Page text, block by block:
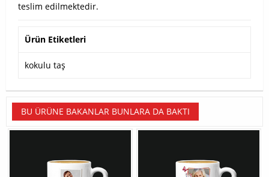
teslim edilmektedir.
Ürün Etiketleri
kokulu taş
BU ÜRÜNE BAKANLAR BUNLARA DA BAKTI